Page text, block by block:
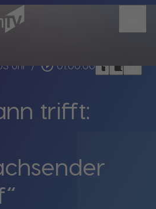
Uhr / play_circle_outline 01:00:00 headphoneschrome_reader_modebookmark_border
trifft: